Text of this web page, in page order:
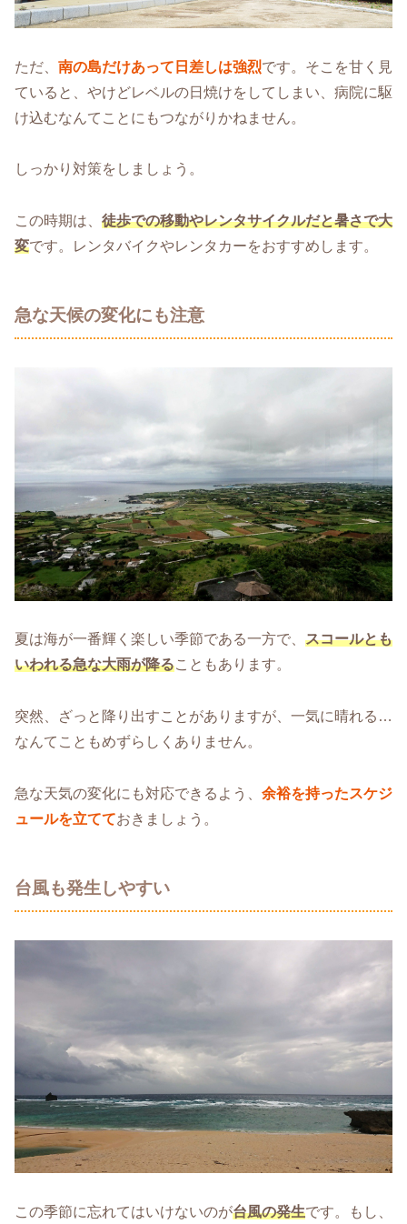
ただ、 南の島だけあって日差しは強烈です。そこを甘く見
ていると、やけどレベルの日焼けをしてしまい、病院に駆
け込むなんてことにもつながりかねません。
しっかり対策をしましょう。
この時期は、 徒歩での移動やレンタサイクルだと暑さで大
変です。レンタバイクやレンタカーをおすすめします。
急な天候の変化にも注意
夏は海が一番輝く楽しい季節である一方で、 スコールとも
いわれる急な大雨が降ることもあります。
突然、ざっと降り出すことがありますが、一気に晴れる…
なんてこともめずらしくありません。
急な天気の変化にも対応できるよう、 余裕を持ったスケジ
ュールを立てておきましょう。
台風も発生しやすい
この季節に忘れてはいけないのが台風の発生です。もし、